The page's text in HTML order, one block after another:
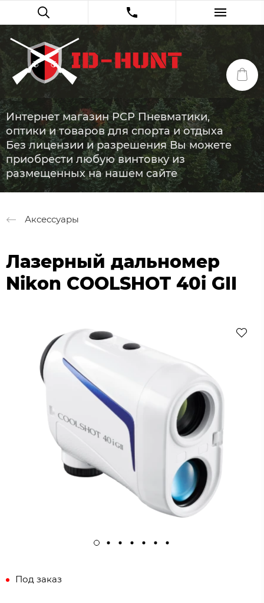
Интернет магазин PCP Пневматики,
оптики и товаров для спорта и отдыха
Без лицензии и разрешения Вы можете
приобрести любую винтовку из
размещенных на нашем сайте
Аксессуары
Лазерный дальномер
Nikon COOLSHOT 40i GII
Под заказ